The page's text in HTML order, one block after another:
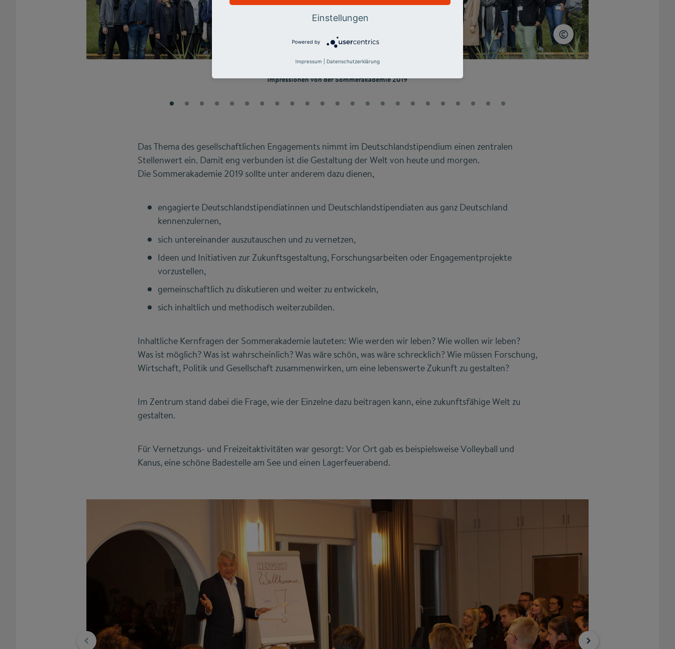
Impressionen von der Sommerakademie 2019
Das Thema des gesellschaftlichen Engagements nimmt im Deutschlandstipendium einen zentralen
Stellenwert ein. Damit eng verbunden ist die Gestaltung der Welt von heute und morgen.
Die Sommerakademie 2019 sollte unter anderem dazu dienen,
engagierte Deutschlandstipendiatinnen und Deutschlandstipendiaten aus ganz Deutschland
kennenzulernen,
sich untereinander auszutauschen und zu vernetzen,
Ideen und Initiativen zur Zukunftsgestaltung, Forschungsarbeiten oder Engagementprojekte
vorzustellen,
gemeinschaftlich zu diskutieren und weiter zu entwickeln,
sich inhaltlich und methodisch weiterzubilden.
Inhaltliche Kernfragen der Sommerakademie lauteten: Wie werden wir leben? Wie wollen wir leben?
Was ist möglich? Was ist wahrscheinlich? Was wäre schön, was wäre schrecklich? Wie müssen Forschung,
Wirtschaft, Politik und Gesellschaft zusammenwirken, um eine lebenswerte Zukunft zu gestalten?
Im Zentrum stand dabei die Frage, wie der Einzelne dazu beitragen kann, eine zukunftsfähige Welt zu
gestalten.
Für Vernetzungs- und Freizeitaktivitäten war gesorgt: Vor Ort gab es beispielsweise Volleyball und
Kanus, eine schöne Badestelle am See und einen Lagerfeuerabend.
Einstellungen
Powered by
Impressum Datenschutzerklärung